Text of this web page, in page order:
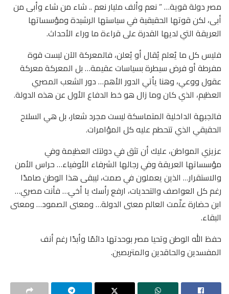
مصر دولة قوية… ” نعم وألف مليار نعم .. شاء من شاء وأبى من
أبى، لكن قوتها الحقيقية في سياستها الرشيدة ومؤسساتها
العريقة التي لديها القدرة على قراءة ما وراء الأحداث.
فليس كل ما يُعلم يُقال أو يُعلن، فالمعركة الآن ليست قوة
مفرطة أو فرض سيطرة بسياسات عقيمة… بل المعركة معركة
عقول ووعي، وهنا يأتي الدور الأهم… دور الشعب المصري
العظيم، الذي كان وما زال هو خط الدفاع الأول عن هذه الدولة.
فالجبهة الداخلية المتماسكة ليست مجرد شعار، بل هي السلاح
الحقيقي الذي تتحطم عليه كل المؤامرات.
عزيزي المواطن، عليك أن تثق في دولتك العظيمة وفي
مؤسساتها العريقة وفي رجالها الشرفاء الأوفياء… حراس الأمن
والاستقرار… الذين يعملون في صمت، ليبقى هذا الوطن صامدًا
رغم كل العواصف والتحديات، ارفع رأسك يا أخي… فأنت مصري…
ابن حضارة علّمت العالم معنى الدولة… ومعنى الصمود… ومعنى
البقاء.
حفظ الله الوطن وتحيا مصر بوحدتها دائمًا وأبدًا رغم أنف
المفسدين والحاقدين والمتربصين.